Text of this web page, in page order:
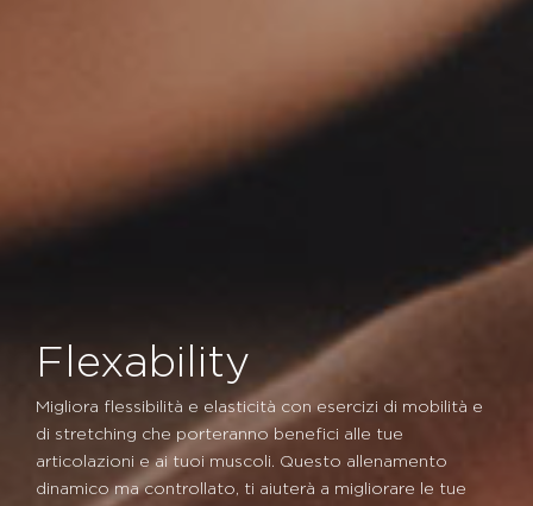
Flexability
Migliora flessibilità e elasticità con esercizi di mobilità e
di stretching che porteranno benefici alle tue
articolazioni e ai tuoi muscoli. Questo allenamento
dinamico ma controllato, ti aiuterà a migliorare le tue